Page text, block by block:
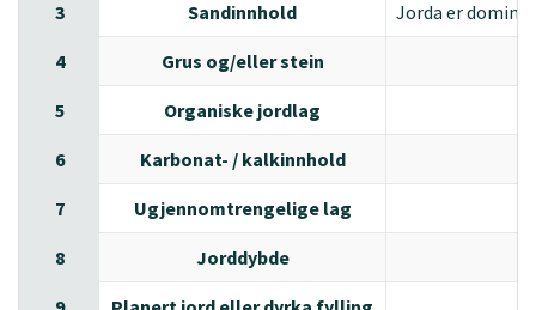
3 Sandinnhold Jorda er
4 Grus og/eller stein
5 Organiske jordlag
6 Karbonat- / kalkinnhold
7 Ugjennomtrengelige lag
8 Jorddybde